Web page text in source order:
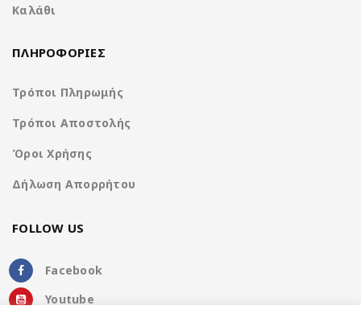
Καλάθι
ΠΛΗΡΟΦΟΡΙΕΣ
Τρόποι Πληρωμής
Τρόποι Αποστολής
Όροι Χρήσης
Δήλωση Απορρήτου
FOLLOW US
Facebook
Youtube